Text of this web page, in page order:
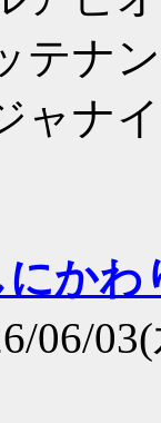
テナ
ャナ
にか
06/